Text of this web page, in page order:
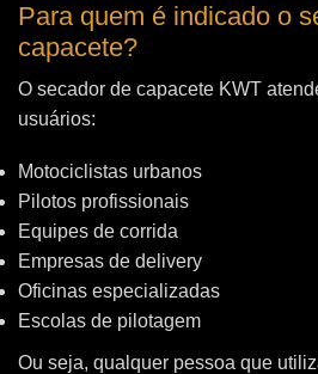
Para quem é indicado o
capacete?
O secador de capacete KWT
usuários:
Motociclistas urbanos
Pilotos profissionais
Equipes de corrida
Empresas de delivery
Oficinas especializadas
Escolas de pilotagem
Ou seja, qualquer pessoa que